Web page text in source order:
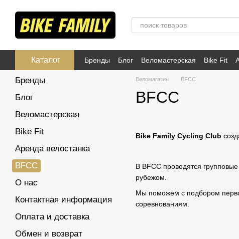
Каталог Бренды Блог Веломастерская Bike Fit
Публичная оферта
Веломагазин BFCC
BFCC
Bike Family Cycling Club
В BFCC проводятся
рубежом.
Мы поможем с подбором
соревнованиям.
Бренды
Блог
Веломастерская
Bike Fit
Аренда велостанка
BFCC
О нас
Контактная информация
Оплата и доставка
Обмен и возврат